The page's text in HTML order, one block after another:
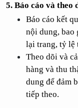
5. Báo cáo và theo
Báo cáo kết
nội dung, bao
lại trang, tỷ lệ
Theo dõi và
hàng và thu
dung để đảm
tiếp theo.